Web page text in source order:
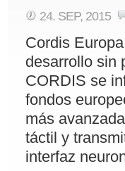
24. SEP, 2015
Cordis
desarrollo sin
CORDIS se
fondos
más
táctil y
interfaz